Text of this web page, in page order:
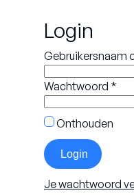
Fermacell
Login
Gebruikersnaam
Wachtwoord *
Onthouden
Login
Je wachtwoord